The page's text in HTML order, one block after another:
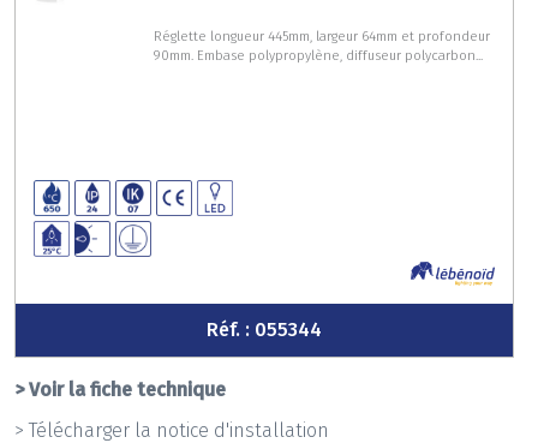
Réglette longueur 445mm, largeur 64mm et profondeur
90mm. Embase polypropylène, diffuseur polycarbon...
Réf. : 055344
> Voir la fiche technique
> Télécharger la notice d'installation